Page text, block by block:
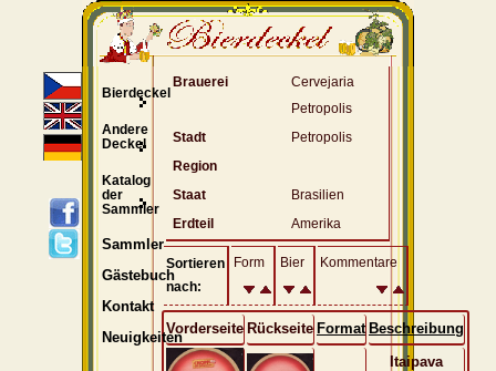
Brauerei
Cervejaria
Petropolis
Stadt
Petropolis
Region
Staat
Brasilien
Erdteil
Amerika
Sortieren
nach:
Form Bier Kommentare
Vorderseite Rückseite Format Beschreibung
Itaipava
Bierdeckel
Andere
Deckel
Katalog
der
Sammler
Sammler
Gästebuch
Kontakt
Neuigkeiten